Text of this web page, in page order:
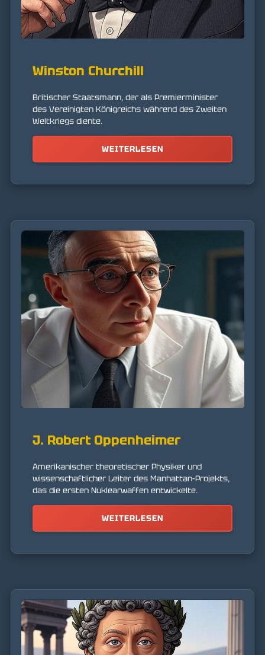
Winston Churchill
Britischer Staatsmann, der als Premierminister
des Vereinigten Königreichs während des Zweiten
Weltkriegs diente.
WEITERLESEN
J. Robert Oppenheimer
Amerikanischer theoretischer Physiker und
wissenschaftlicher Leiter des Manhattan-Projekts,
das die ersten Nuklearwaffen entwickelte.
WEITERLESEN